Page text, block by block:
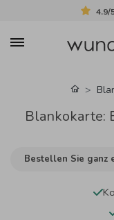
4.9/
Blankokarte:
Bestellen Sie ganz